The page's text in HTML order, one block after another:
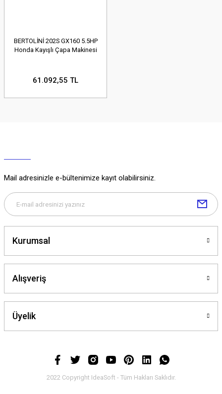
BERTOLİNİ 202S GX160 5.5HP
Honda Kayışlı Çapa Makinesi
61.092,55 TL
Mail adresinizle e-bültenimize kayıt olabilirsiniz.
Kurumsal
Alışveriş
Üyelik
2022 Copyright IdeaSoft - Tüm Hakları Saklıdır.